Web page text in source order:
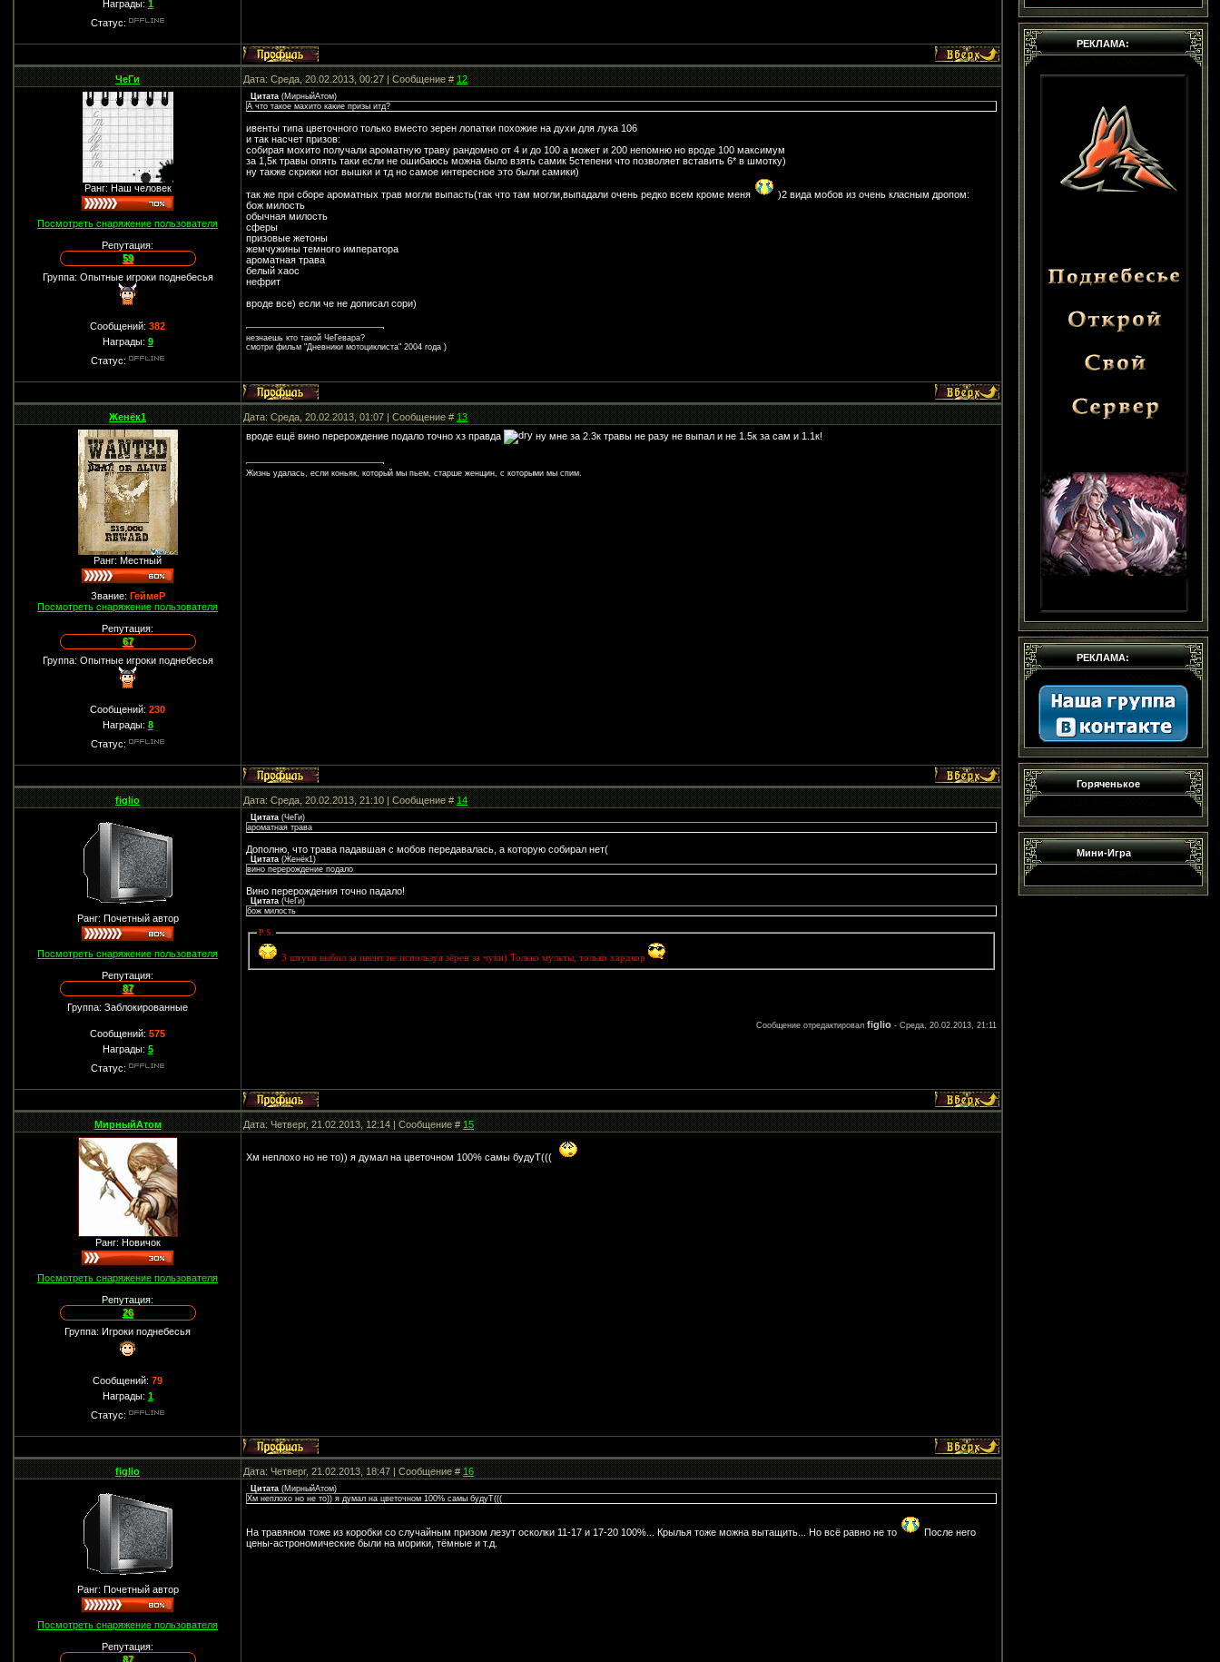
Награды: 1
Статус:
ЧеГи Дата: Среда, 20.02.2013, 00:27 | Сообщение #12
Ранг: Наш человек
Посмотреть снаряжение пользователя
Репутация:
59
Группа: Опытные игроки поднебесья
Сообщений:382
Награды: 9
Статус:
Цитата (МирныйАтом)
А что такое махито какие призы итд?
ивенты типа цветочного только вместо зерен лопатки похожие на духи для лука 106
и так насчет призов:
собирая мохито получали ароматную траву рандомно от 4 и до 100 а может и 200 непомню но вроде 100 максимум
за 1,5к травы опять таки если не ошибаюсь можна было взять самик 5степени что позволяет вставить 6* в шмотку)
ну также скрижи ног вышки и тд но самое интересное это были самики)
так же при сборе ароматных трав могли выпасть(так что там могли,выпадали очень редко всем кроме меня
)2 вида мобов из очень класным дропом:
бож милость
обычная милость
сферы
призовые жетоны
жемчужины темного императора
ароматная трава
белый хаос
нефрит
вроде все) если че не дописал сори)
незнаешь кто такой ЧеГевара?
смотри фильм "Дневники мотоциклиста" 2004 года )
Женёк1 Дата: Среда, 20.02.2013, 01:07 | Сообщение #13
Ранг: Местный
Звание: ГеймеР
Посмотреть снаряжение пользователя
Репутация:
67
Группа: Опытные игроки поднебесья
Сообщений:230
Награды: 8
Статус:
вроде ещё вино перерождение подало точно хз правда ну мне за 2.3к травы не разу не выпал и не 1.5к за сам и 1.1к!
Жизнь удалась, если коньяк, который мы пьем, старше женщин, с которыми мы спим.
figlio Дата: Среда, 20.02.2013, 21:10 | Сообщение #14
Ранг: Почетный автор
Посмотреть снаряжение пользователя
Репутация:
87
Группа: Заблокированные
Сообщений:575
Награды: 5
Статус:
Цитата (ЧеГи)
ароматная трава
Дополню, что трава падавшая с мобов передавалась, а которую собирал нет(
Цитата (Женёк1)
вино перерождение подало
Вино перерождения точно падало!
Цитата (ЧеГи)
бож милость
P.S.
3 штуки выбил за ивент не используя зёрен за чуки) Только мульты, только хардкор
Сообщение отредактировалfiglio -Среда, 20.02.2013, 21:11
МирныйАтом Дата: Четверг, 21.02.2013, 12:14 | Сообщение #15
Ранг: Новичок
Посмотреть снаряжение пользователя
Репутация:
26
Группа: Игроки поднебесья
Сообщений:79
Награды: 1
Статус:
Хм неплохо но не то)) я думал на цветочном 100% самы будуТ(((
figlio Дата: Четверг, 21.02.2013, 18:47 | Сообщение #16
Ранг: Почетный автор
Посмотреть снаряжение пользователя
Репутация:
87
Цитата (МирныйАтом)
Хм неплохо но не то)) я думал на цветочном 100% самы будуТ(((
На травяном тоже из коробки со случайным призом лезут осколки 11-17 и 17-20 100%... Крылья тоже можна вытащить... Но всё равно не то
После него
цены-астрономические были на морики, тёмные и т.д.
РЕКЛАМА:
РЕКЛАМА:
Горяченькое
Мини-Игра